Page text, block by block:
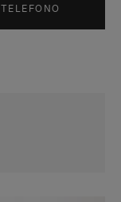
TELEFONO